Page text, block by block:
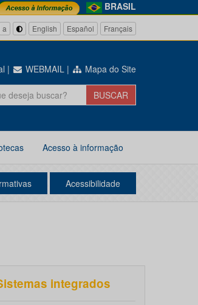
BRASIL
a English Español Français
| WEBMAIL | Mapa do Site
Acesso à informação
Acessibilidade
integrados